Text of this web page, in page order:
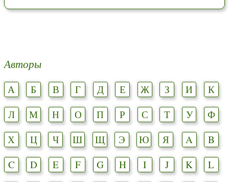
Авторы
А Б В Г Д Е Ж З И
К
Л
М Н О П Р С Т У
Ф
Х
Ц Ч Ш Щ Э Ю Я A
B
C
D E F G H I J K
L